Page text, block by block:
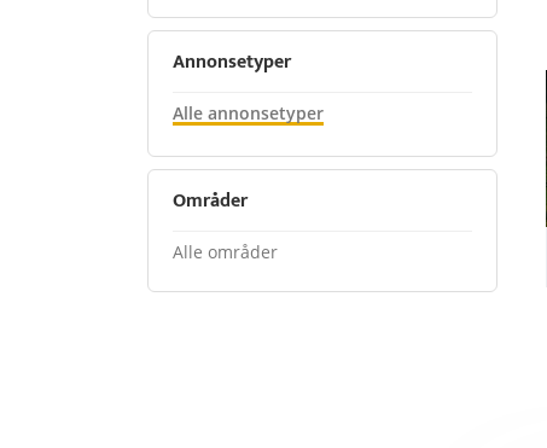
Annonsetyper
Alle annonsetyper
Områder
Alle områder